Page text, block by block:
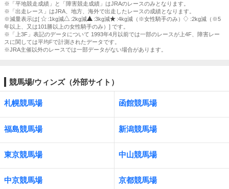
※「平地競走成績」と「障害競走成績」はJRAのレースのみとなります。
※「出走レース」はJRA、地方、海外で出走したレースの成績となります。
※減量表示は[
:1kg減 :2kg減 :3kg減 :4kg減（※女性騎手のみ）
:2kg減（※5
年以上、又は101勝以上の女性騎手のみ）] です。
※「上3F」表記のデータについて 1993年4月以前では一部のレースが上4F、障害レー
スに関しては平均Fで計測されたデータです。
※JRA主催以外のレースでは一部データがない場合があります。
競馬場/ウィンズ（外部サイト）
札幌競馬場 函館競馬場
福島競馬場 新潟競馬場
東京競馬場 中山競馬場
中京競馬場 京都競馬場